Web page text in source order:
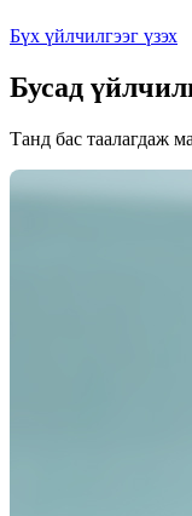
Бүх үйлчилгээг үзэх
Бусад
Танд бас таалагдаж